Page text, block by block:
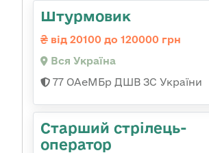
Штурмовик
від 20100 до 120000 грн
Вся Україна
77 ОАеМБр ДШВ ЗС України
Старший стрілець-
оператор